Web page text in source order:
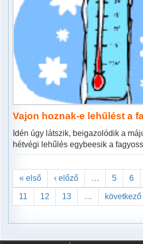
Vajon hoznak-e lehűlést a
Idén úgy látszik, beigazolódik a
hétvégi lehűlés egybeesik a
« első ‹ előző … 5 6
11 12 13 … következő